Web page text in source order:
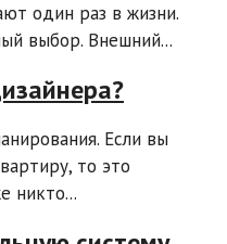
один раз в жизни.
выбор. Внешний...
Если вы
то это
никто...